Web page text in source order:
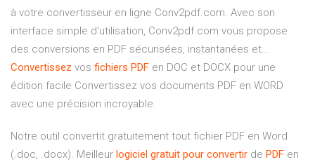
à votre convertisseur en ligne Conv2pdf.com. Avec son
interface simple d'utilisation, Conv2pdf.com vous propose
des conversions en PDF sécurisées, instantanées et...
Convertissez vos fichiers PDF en DOC et DOCX pour une
édition facile Convertissez vos documents PDF en WORD
avec une précision incroyable.
Notre outil convertit gratuitement tout fichier PDF en Word
(.doc, .docx). Meilleur logiciel gratuit pour convertir de PDF en